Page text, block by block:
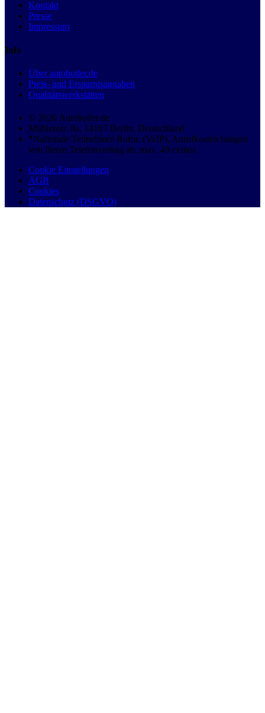
Kontakt
Presse
Impressum
Info
Über autobutler.de
Preis- und Ersparnisangaben
Qualitätswerkstätten
© 2026 Autobutler.de
Mühlenstr. 8a, 14167 Berlin, Deutschland
*Nationale Teilnehmer-Rufnr. (VoIP), Anrufkosten hängen
von Ihrem Telefonvertrag ab, max. 49 ct/min.
Cookie Einstellungen
AGB
Cookies
Datenschutz (DSGVO)